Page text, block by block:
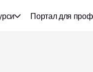
Портал для